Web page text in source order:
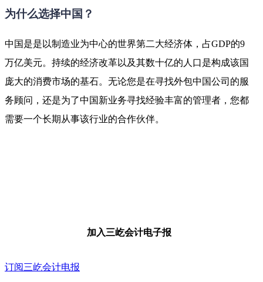
为什么选择中国？
中国是是以制造业为中心的世界第二大经济体，占GDP的9
万亿美元。持续的经济改革以及其数十亿的人口是构成该国
庞大的消费市场的基石。无论您是在寻找外包中国公司的服
务顾问，还是为了中国新业务寻找经验丰富的管理者，您都
需要一个长期从事该行业的合作伙伴。
加入三屹会计电子报
订阅三屹会计电报